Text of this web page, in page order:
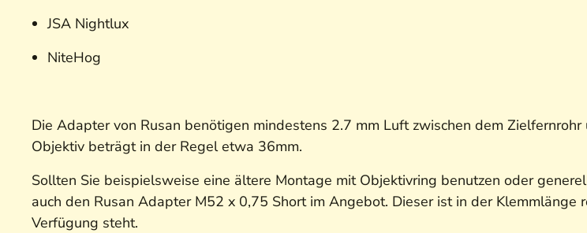
JSA Nightlux
NiteHog
Die Adapter von Rusan benötigen mindestens 2.7 mm Luft zwischen dem
Objektiv beträgt in der Regel etwa 36mm.
Sollten Sie beispielsweise eine ältere Montage mit Objektivring benutzen oder
auch den Rusan Adapter M52 x 0,75 Short im Angebot. Dieser ist in der
Verfügung steht.